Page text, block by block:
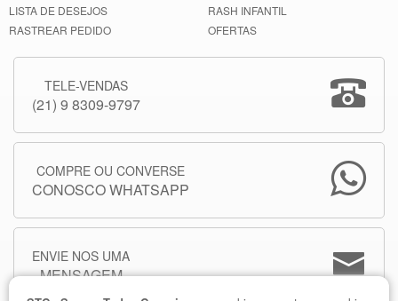
LISTA DE DESEJOS
RASTREAR PEDIDO
RASH INFANTIL
OFERTAS
TELE-VENDAS
(21) 9 8309-9797
COMPRE OU CONVERSE
CONOSCO WHATSAPP
ENVIE NOS UMA
MENSAGEM